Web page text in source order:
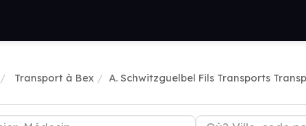
Transport à Bex A. Schwitzguelbel Fils Transports